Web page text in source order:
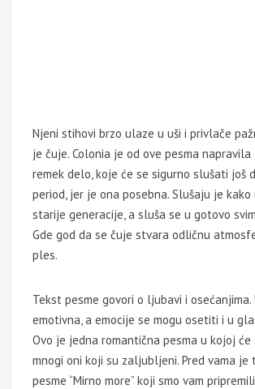
Njeni stihovi brzo ulaze u uši i privlače
je čuje. Colonia je od ove pesma
remek delo, koje će se sigurno slušati još
period, jer je ona posebna. Slušaju je
starije generacije, a sluša se u gotovo
Gde god da se čuje stvara odličnu
ples.
Tekst pesme govori o ljubavi i
emotivna, a emocije se mogu osetiti i u
Ovo je jedna romantična pesma u kojoj će
mnogi oni koji su zaljubljeni. Pred vama je
pesme “Mirno more” koji smo vam